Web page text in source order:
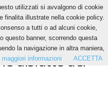
del Milan
le disfatte del
utilizzati si avvalgono di cookie
finalita illustrate nella cookie policy.
a tutti o ad alcuni cookie,
questo banner, scorrendo questa
la navigazione in altra maniera,
maggiori informazioni ACCETTA